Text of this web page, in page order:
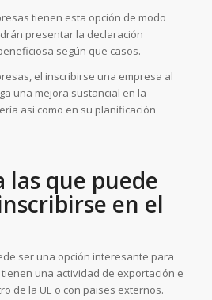
tienen esta opción de modo
presentar la declaración
según que casos.
el inscribirse una empresa al
una mejora sustancial en la
asi como en su planificación
las que puede
en el
ser una opción interesante para
una actividad de exportación e
de la UE o con paises externos.